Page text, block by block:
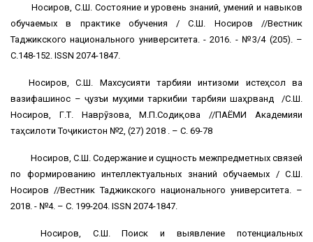
Носиров, С.Ш. Состояние и уровень знаний, умений и навыков
обучаемых в практике обучения / С.Ш. Носиров //Вестник
Таджикского национального университета. - 2016. - №3/4 (205). –
С.148-152. ISSN 2074-1847.
Носиров, С.Ш. Махсусияти тарбияи интизоми истеҳсолӣ ва
вазифашиносӣ – ҷузъи муҳими таркибии тарбияи шаҳрвандӣ /С.Ш.
Носиров, Г.Т. Наврӯзова, М.П.Содиқова //ПАЁМИ Академияи
таҳсилоти Тоҷикистон №2, (27) 2018 . – С. 69-78
Носиров, С.Ш. Содержание и сущность межпредметных связей
по формированию интеллектуальных знаний обучаемых / С.Ш.
Носиров //Вестник Таджикского национального университета. –
2018. - №4. – С. 199-204. ISSN 2074-1847.
Носиров, С.Ш. Поиск и выявление потенциальных